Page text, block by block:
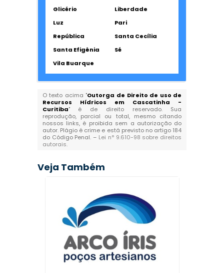
Glicério
Liberdade
Luz
Pari
República
Santa Cecília
Santa Efigênia
Sé
Vila Buarque
O texto acima "Outorga de Direito de uso de
Recursos Hídricos em Cascatinha -
Curitiba" é de direito reservado. Sua
reprodução, parcial ou total, mesmo citando
nossos links, é proibida sem a autorização do
autor. Plágio é crime e está previsto no artigo 184
do Código Penal. – Lei n° 9.610-98 sobre direitos
autorais.
Veja Também